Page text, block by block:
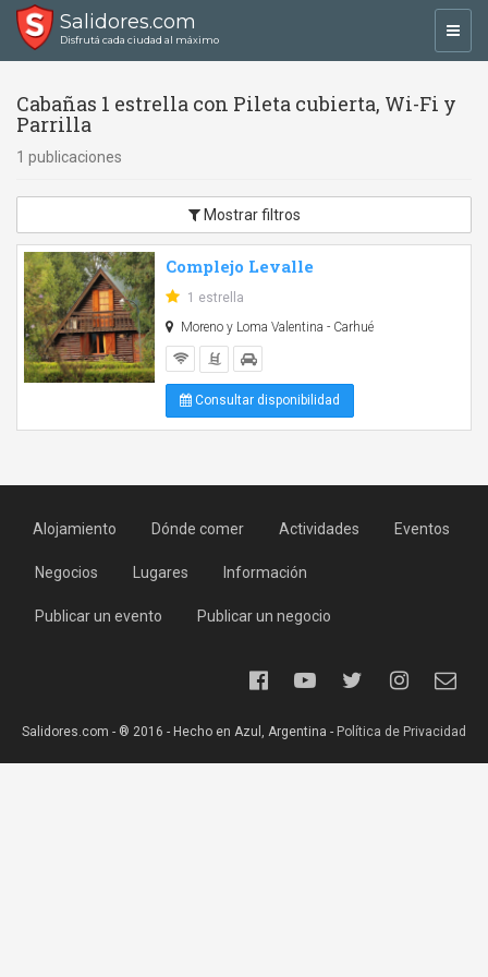
Salidores.com
Disfrutá cada ciudad al máximo
Cabañas 1 estrella con Pileta cubierta, Wi-Fi y
Parrilla
1 publicaciones
Mostrar filtros
Complejo Levalle
1 estrella
Moreno y Loma Valentina - Carhué
Consultar disponibilidad
Alojamiento Dónde comer Actividades Eventos
Negocios Lugares Información
Publicar un evento Publicar un negocio
Salidores.com - ® 2016 - Hecho en Azul, Argentina - Política de Privacidad